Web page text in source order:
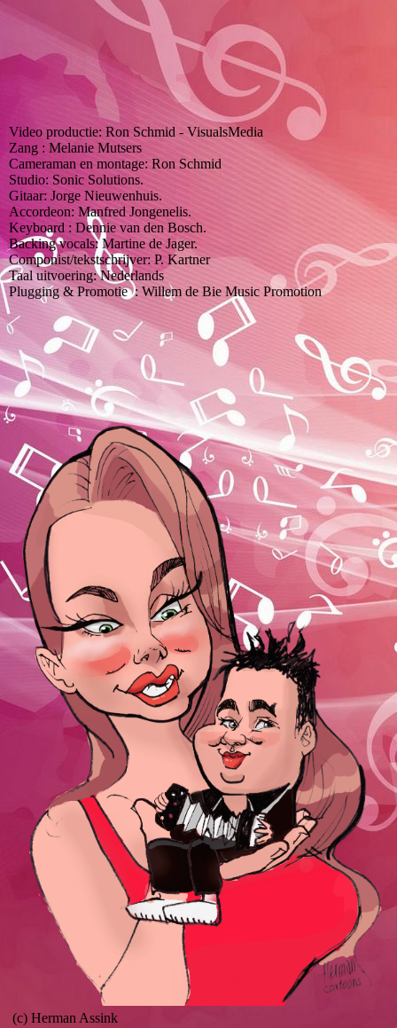
Video productie: Ron Schmid - VisualsMedia
Zang : Melanie Mutsers
Cameraman en montage: Ron Schmid
Studio: Sonic Solutions.
Gitaar: Jorge Nieuwenhuis.
Accordeon: Manfred Jongenelis.
Keyboard : Dennie van den Bosch.
Backing vocals: Martine de Jager.
Componist/tekstschrijver: P. Kartner
Taal uitvoering: Nederlands
Plugging & Promotie : Willem de Bie Music Promotion
(c) Herman Assink